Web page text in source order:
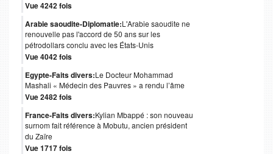
Vue 4242 fois
Arabie saoudite-Diplomatie:L'Arabie saoudite ne
renouvelle pas l'accord de 50 ans sur les
pétrodollars conclu avec les États-Unis
Vue 4042 fois
Egypte-Faits divers:Le Docteur Mohammad
Mashali « Médecin des Pauvres » a rendu l’âme
Vue 2482 fois
France-Faits divers:Kylian Mbappé : son nouveau
surnom fait référence à Mobutu, ancien président
du Zaïre
Vue 1717 fois